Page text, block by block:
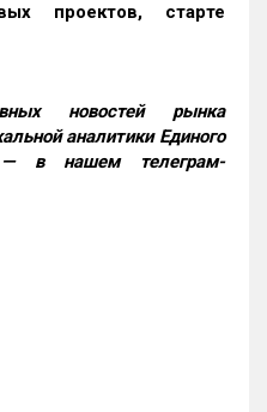
проектов, старте
новостей рынка
аналитики Единого
— в нашем телеграм-